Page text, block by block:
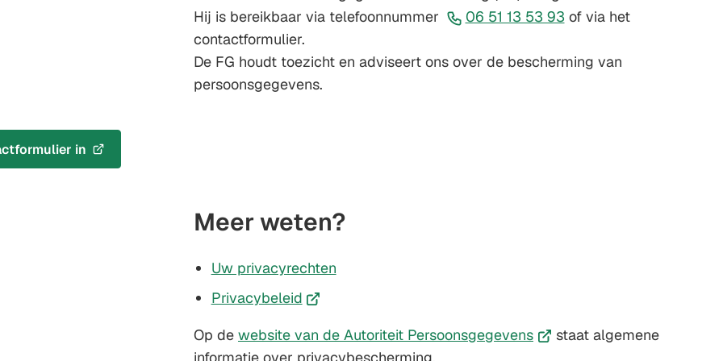
Hij is bereikbaar via telefoonnummer
06 51 13 53 93(Verwijst
een
of via het
contactformulier.
De FG houdt toezicht en adviseert ons over de bescherming van
persoonsgegevens.
in
Meer weten?
Uw privacyrechten
Privacybeleid(Verwijst
een
Op de website van de Autoriteit Persoonsgegevens(Verwijst
staat algemene